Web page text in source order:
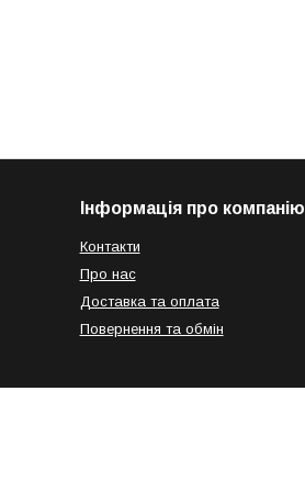
Інформація про компанію
Контакти
Про нас
Доставка та оплата
Повернення та обмін